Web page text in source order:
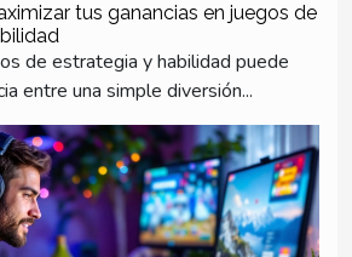
tus ganancias en juegos de
de estrategia y habilidad puede
entre una simple diversión...